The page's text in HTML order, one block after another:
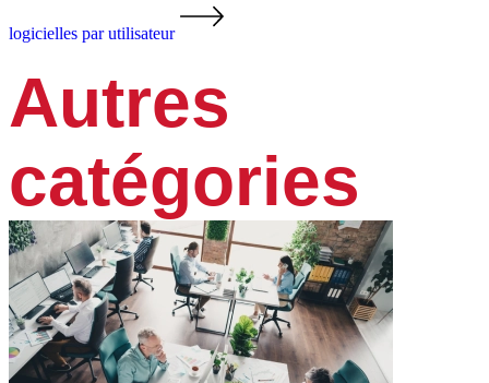
logicielles par utilisateur
Autres
catégories